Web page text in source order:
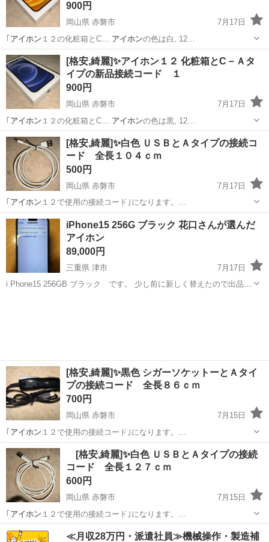
900円
岡山県 赤磐市
7月17日
アイホン１２の化粧箱とC… アイホンの色は白, 12…
岡山 赤磐市 携帯アクセサリー アイホン
[格安,綺麗]✨アイホン１２ 化粧箱とC－Ａタ
イプの新品接続コード １
900円
岡山県 赤磐市
7月17日
｢アイホン１２の化粧箱とC… アイホンの色は黒, 12…
岡山 赤磐市 携帯アクセサリー
[格安,綺麗]✨白色 ＵＳＢとＡタイプの接続コ
ード 全長１０４ｃｍ
500円
岡山県 赤磐市
7月17日
｢ アイホン１２で使用の接続コード｣になります。…
岡山 赤磐市 携帯アクセサリー アイホン
iPhone15 256G ブラック 花口さんが選んだ
アイホン
89,000円
三重県 津市
7月17日
i Phone15 256GB ブラック です。 少し前に新しく替えたので出品し
[格安,綺麗]✨黒色 シガーソケットーとＡタイ
プの接続コード 全長８６ｃｍ
700円
岡山県 赤磐市
7月15日
｢ アイホン１２で使用の接続コード｣になります。…
岡山 赤磐市 携帯アクセサリー
[格安,綺麗]✨白色 ＵＳＢとＡタイプの接続
コード 全長１２７ｃｍ
600円
岡山県 赤磐市
7月15日
アイホン１２で使用の接続コード｣になります。…
岡山 赤磐市 携帯アクセサリー コード
≪月収28万円・派遣社員≫機械操作・製造補